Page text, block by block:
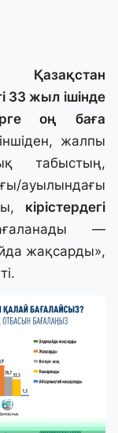
Қазақстан
33 жыл ішінде
оң баға
жалпы
табыстың,
ауылындағы
кірістердегі
—
жақсарды»,